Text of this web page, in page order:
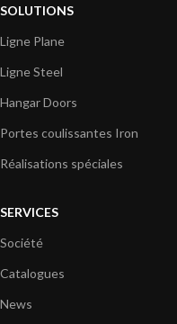
SOLUTIONS
Ligne Plane
Ligne Steel
Hangar Doors
Portes coulissantes Iron
Réalisations spéciales
SERVICES
Société
Catalogues
News